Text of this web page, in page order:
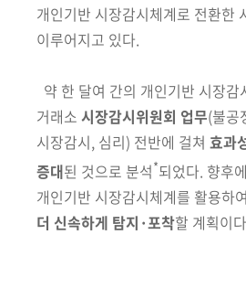
개인기반 시장감시체계로 전환한
이루어지고 있다.
약 한 달여 간의 개인기반 시장
거래소 시장감시위원회 업무(불공
시장감시, 심리) 전반에 걸쳐 효과
증대된 것으로 분석*되었다. 향후
개인기반 시장감시체계를 활용하
더 신속하게 탐지·포착할 계획이